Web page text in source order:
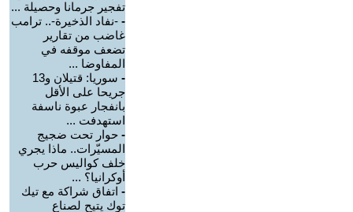
تفجير جرمانا وحصيلة ...
- -نفاد الذخيرة-.. ترامب
غاضب من تقارير
تضعف موقفه في
المفاوضا ...
-
سوريا: قتيلان و13
جريحا على الأقل
بانفجار عبوة ناسفة
استهدفت ...
- حوار تحت ضجيج
المسيّرات.. ماذا يجري
خلف كواليس حرب
أوكرانيا؟ ...
- اتفاق شراكة مع تيك
توك يتيح لصناع